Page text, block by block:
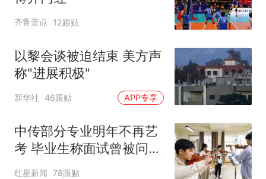
齐鲁壹点 12跟贴
以黎会谈被迫结束 美方声
称"进展积极"
新华社 46跟贴 APP专享
中传部分专业明年不再艺
考 毕业生称面试曾被问
“如何策划晚会” 专家：遏
红星新闻 78跟贴